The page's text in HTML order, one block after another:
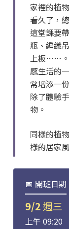
家裡的植
看久了，
這堂課要
瓶、編織
上板……。
感生活的
常增添一
除了體驗
物。
同樣的植
樣的居家
📅 開班日期
9/2 週三
上午 09:20